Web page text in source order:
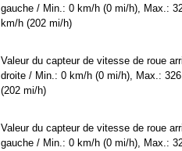
gauche / Min.: 0 km/h (0 mi/h), Max.:
km/h (202 mi/h)
Valeur du capteur de vitesse de roue
droite / Min.: 0 km/h (0 mi/h), Max.:
(202 mi/h)
Valeur du capteur de vitesse de roue
gauche / Min.: 0 km/h (0 mi/h), Max.: